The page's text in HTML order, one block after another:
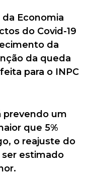
Economia
do Covid-19
da
da queda
para o INPC
prevendo um
que 5%
o reajuste do
ser estimado